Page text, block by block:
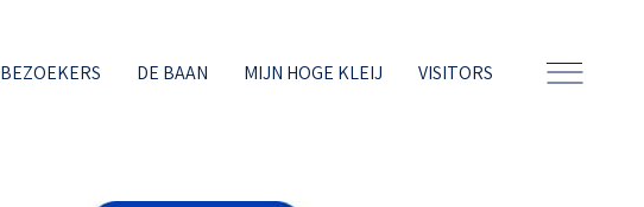
BEZOEKERS DE BAAN MIJN HOGE KLEIJ VISITORS